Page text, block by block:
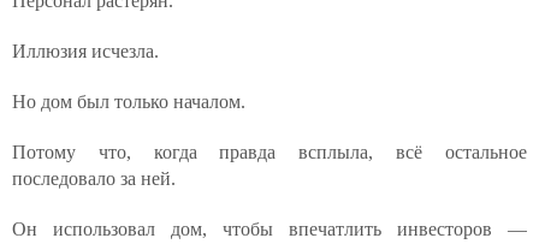
Иллюзия исчезла.
Но дом был только началом.
Потому что, когда правда всплыла, всё остальное
последовало за ней.
Он использовал дом, чтобы впечатлить инвесторов —